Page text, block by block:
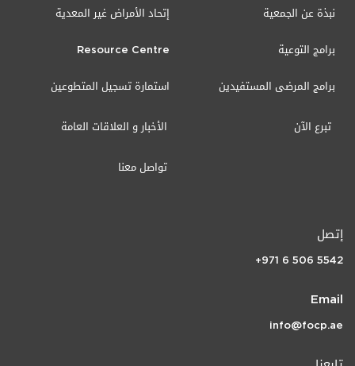
نبذة عن الجمعية
برامج التوعية
برامج المرضى المستفيدين
إتحاد الأمراض غير المعدية
Resource Centre
استمارة تسجيل المتطوعين
الأخبار و العلاقات العامة تبرع الآن
تواصل معنا
إتصل
+971 6 506 5542
Email
info@focp.ae